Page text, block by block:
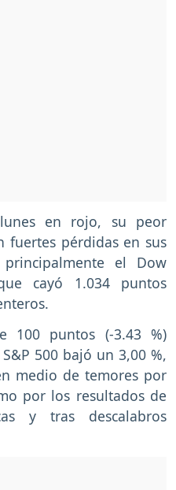
en rojo, su peor
fuertes pérdidas en sus
principalmente el Dow
cayó 1.034 puntos
100 puntos (-3.43 %)
500 bajó un 3,00 %,
medio de temores por
por los resultados de
y tras descalabros